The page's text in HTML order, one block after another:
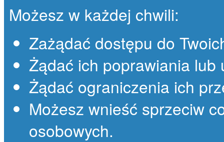
Możesz w każdej chwili:
Zażądać dostępu do
Żądać ich poprawiania lub
Żądać ograniczenia ich
Możesz wnieść sprzeciw
osobowych.